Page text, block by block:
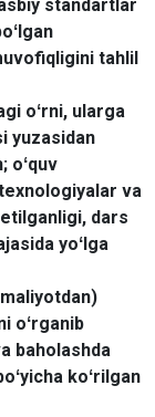
standartlar
tahlil
oʻrni, ularga
yuzasidan
oʻquv
va
dars
yoʻlga
oʻrganib
baholashda
koʻrilgan